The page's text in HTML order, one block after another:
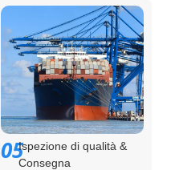
05Ispezione di qualità &
Consegna